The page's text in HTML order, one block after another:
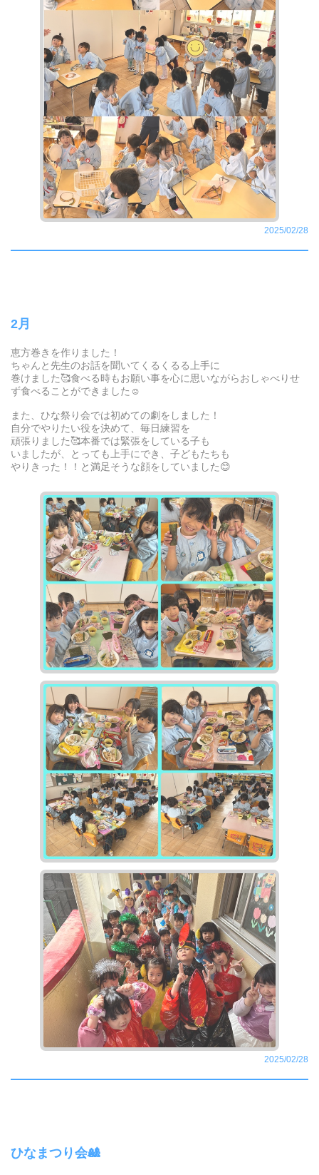
2025/02/28
2月
恵方巻きを作りました！
ちゃんと先生のお話を聞いてくるくるる上手に
巻けました🥰食べる時もお願い事を心に思いながらおしゃべりせ
ず食べることができました☺️
また、ひな祭り会では初めての劇をしました！
自分でやりたい役を決めて、毎日練習を
頑張りました🥰本番では緊張をしている子も
いましたが、とっても上手にでき、子どもたちも
やりきった！！と満足そうな顔をしていました😊
2025/02/28
ひなまつり会🎎